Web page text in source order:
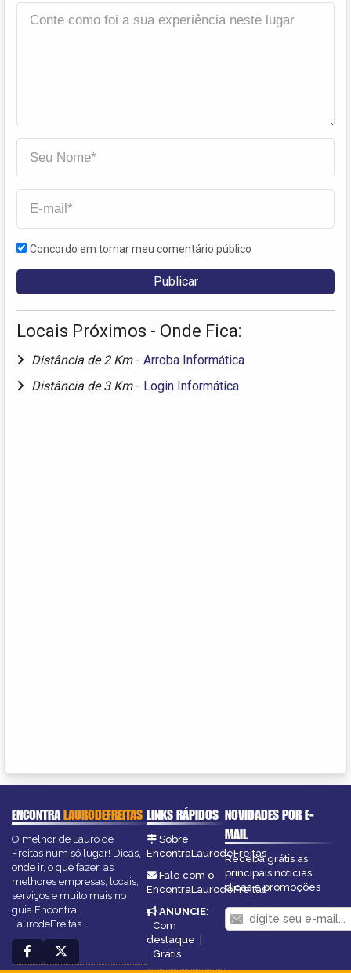
Concordo em tornar meu comentário público
Locais Próximos - Onde Fica:
Distância de 2 Km - Arroba Informática
Distância de 3 Km - Login Informática
ENCONTRALAURODEFREITAS
O melhor de Lauro de
Freitas num só lugar! Dicas,
onde ir, o que fazer, as
melhores empresas, locais,
serviços e muito mais no
guia Encontra
LaurodeFreitas.
LINKS RÁPIDOS
Sobre
EncontraLaurodeFreitas
Fale com o
EncontraLaurodeFreitas
ANUNCIE:
Com
destaque |
Grátis
NOVIDADES POR E-
MAIL
Receba grátis as
principais notícias,
dicas e promoções